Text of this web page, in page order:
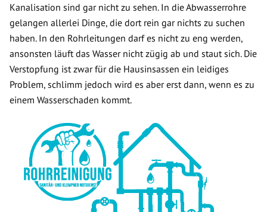
Kanalisation sind gar nicht zu sehen. In die Abwasserrohre
gelangen allerlei Dinge, die dort rein gar nichts zu suchen
haben. In den Rohrleitungen darf es nicht zu eng werden,
ansonsten läuft das Wasser nicht zügig ab und staut sich. Die
Verstopfung ist zwar für die Hausinsassen ein leidiges
Problem, schlimm jedoch wird es aber erst dann, wenn es zu
einem Wasserschaden kommt.